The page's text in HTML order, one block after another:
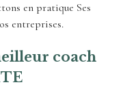
en pratique Ses
entreprises.
coach